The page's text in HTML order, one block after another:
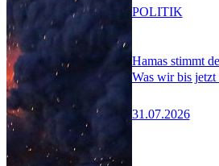
Hamas stimmt
Was wir bis jetzt
31.07.2026
POLITIK